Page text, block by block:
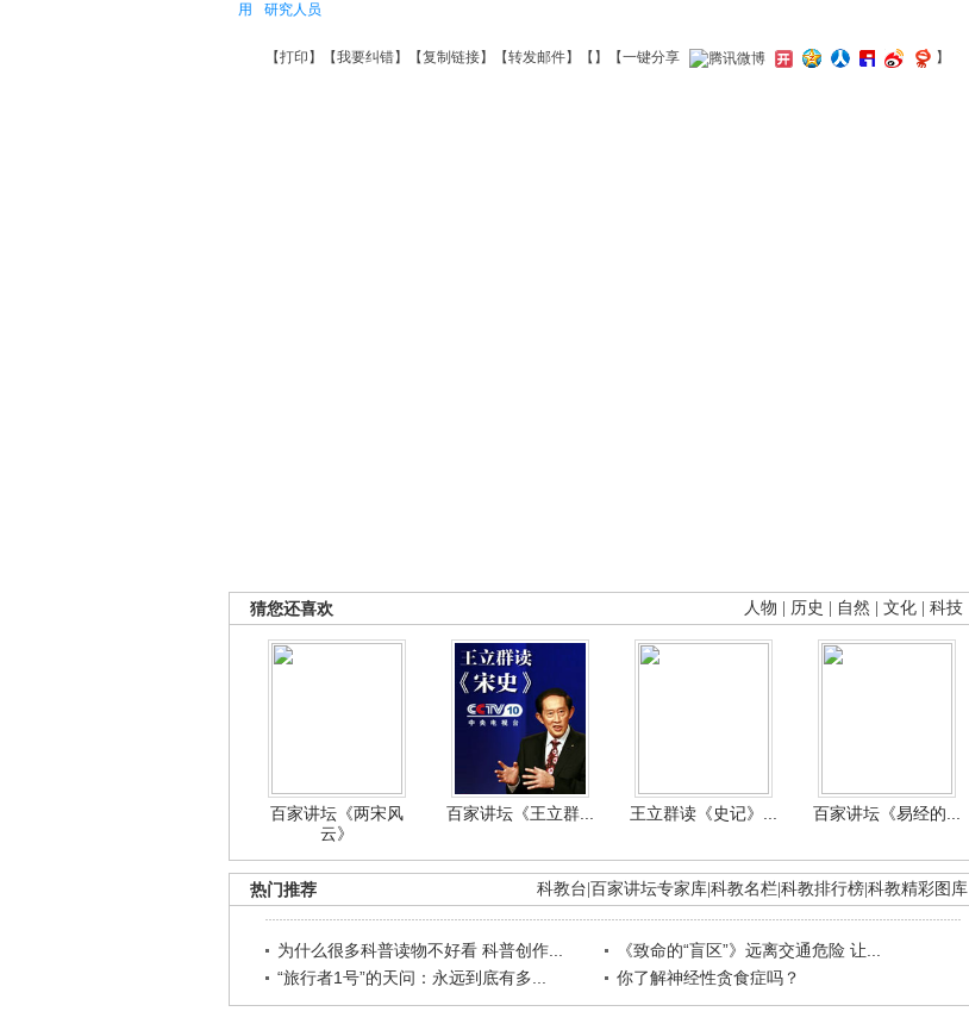
用
研究人员
【打印 】【我要纠错】【复制链接】【转发邮件】【 】 【一键分享 】
人物 历史 自然 文化 科技
猜您还喜欢
百家讲坛《两宋风
云》
百家讲坛《王立群... 王立群读《史记》... 百家讲坛《易经的...
科教台 百家讲坛专家库 科教名栏 科教排行榜 科教精彩图库
热门推荐
为什么很多科普读物不好看 科普创作...
《致命的“盲区”》远离交通危险 让...
“旅行者1号”的天问：永远到底有多...
你了解神经性贪食症吗？